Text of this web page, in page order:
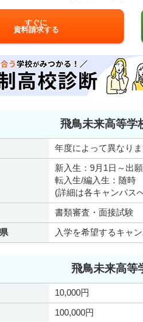
すぐに
資料請求する
飛鳥未来高等学
年度によって異なり
新入生：9月1日～出
転入生/編入生：随時
(詳細は各キャンパス
書類審査・面接試験
入学を希望するキャ
飛鳥未来高等
10,000円
100,000円